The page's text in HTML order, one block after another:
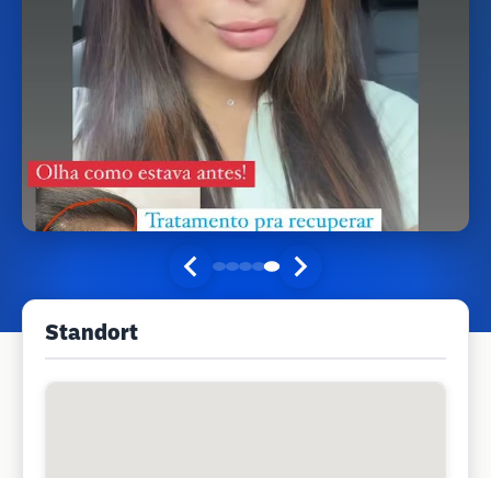
Standort